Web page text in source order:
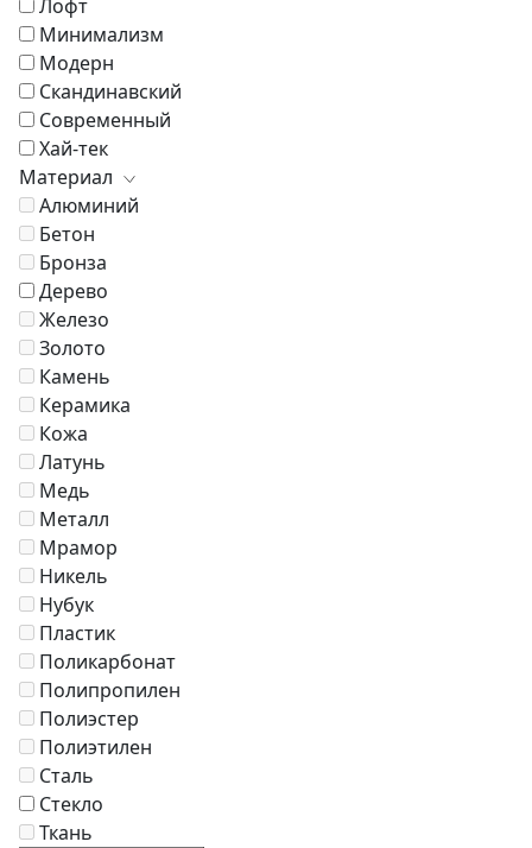
Лофт
Минимализм
Модерн
Скандинавский
Современный
Хай-тек
Материал
Алюминий
Бетон
Бронза
Дерево
Железо
Золото
Камень
Керамика
Кожа
Латунь
Медь
Металл
Мрамор
Никель
Нубук
Пластик
Поликарбонат
Полипропилен
Полиэстер
Полиэтилен
Сталь
Стекло
Ткань